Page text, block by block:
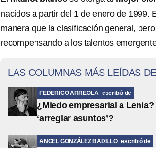
nacidos a partir del 1 de enero de 1999.
manera que la clasificación general,
recompensando a los talentos
LAS COLUMNAS MÁS LEÍDAS
FEDERICO ARREOLA escribió de
¿Miedo empresarial a
‘arreglar asuntos’?
ANGEL GONZÁLEZ BADILLO escribió de